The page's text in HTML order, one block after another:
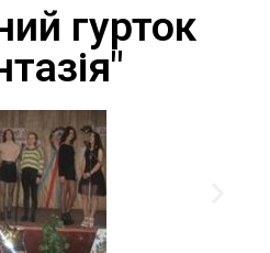
гурток